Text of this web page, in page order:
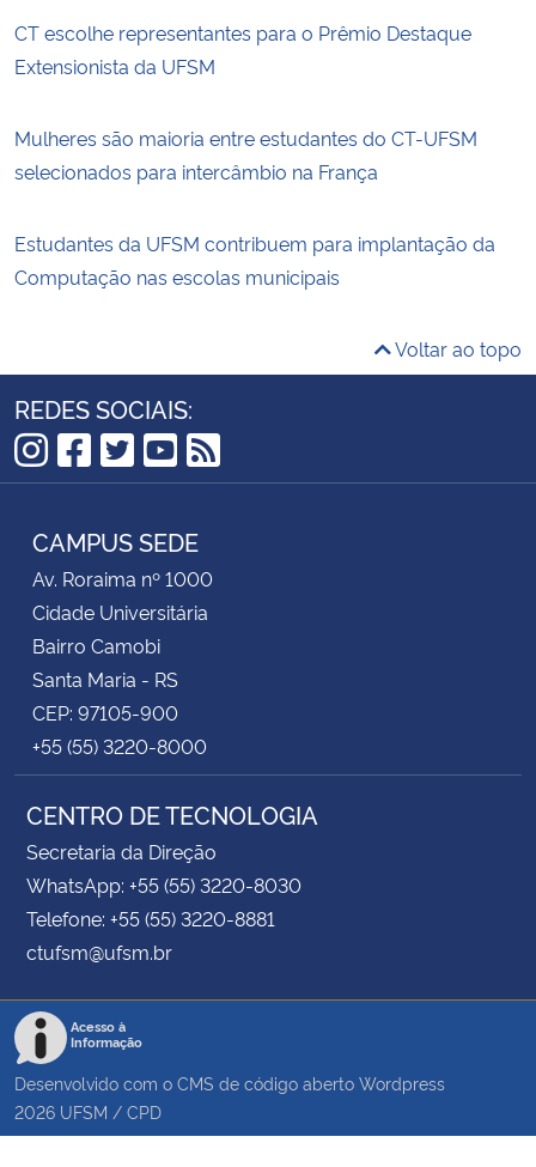
CT escolhe representantes para o Prêmio Destaque
Extensionista da UFSM
Mulheres são maioria entre estudantes do CT-UFSM
selecionados para intercâmbio na França
Estudantes da UFSM contribuem para implantação da
Computação nas escolas municipais
Voltar ao topo
REDES SOCIAIS:
Instagram
Facebook
Twitter
YouTube
RSS
CAMPUS SEDE
Av. Roraima nº 1000
Cidade Universitária
Bairro Camobi
Santa Maria - RS
CEP: 97105-900
+55 (55) 3220-8000
CENTRO DE TECNOLOGIA
Secretaria da Direção
WhatsApp: +55 (55) 3220-8030
Telefone: +55 (55) 3220-8881
ctufsm@ufsm.br
Acesso à
Informação
Desenvolvido com o CMS de código aberto Wordpress
2026 UFSM / CPD